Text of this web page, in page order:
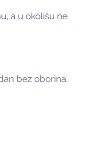
a u okolišu ne
bez oborina.